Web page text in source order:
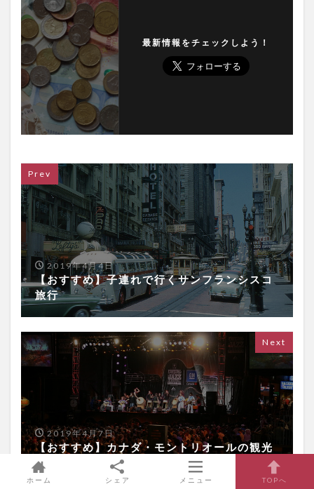
最新情報をチェックしよう！
Prev
2019年4月4日
【おすすめ】子連れで行くサンフランシスコ
旅行
Next
2019年4月7日
【おすすめ】カナダ・モントリオールの観光
スポット
ホーム シェア メニュー TOPへ